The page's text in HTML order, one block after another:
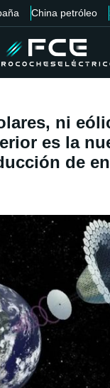
China petróleo
ni
es la
de